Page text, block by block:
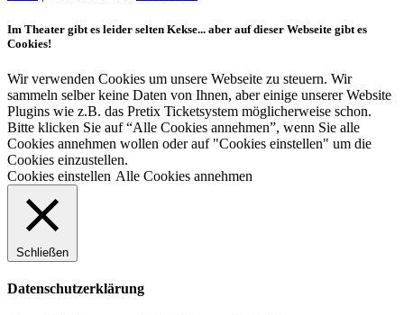
Im Theater gibt es leider selten Kekse... aber auf dieser Webseite gibt es
Cookies!
Wir verwenden Cookies um unsere Webseite zu steuern. Wir
sammeln selber keine Daten von Ihnen, aber einige unserer Website
Plugins wie z.B. das Pretix Ticketsystem möglicherweise schon.
Bitte klicken Sie auf “Alle Cookies annehmen”, wenn Sie alle
Cookies annehmen wollen oder auf "Cookies einstellen" um die
Cookies einzustellen.
Cookies einstellen Alle Cookies annehmen
Schließen
Datenschutzerklärung